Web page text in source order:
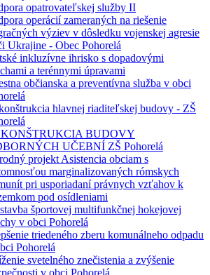
opatrovateľskej služby II
operácií zameraných na riešenie
výziev v dôsledku vojenskej agresie
Ukrajine - Obec Pohorelá
inkluzívne ihrisko s dopadovými
a terénnymi úpravami
občianska a preventívna služba v obci
hlavnej riaditeľskej budovy - ZŠ
BUDOVY
UČEBNÍ ZŠ Pohorelá
projekt Asistencia obciam s
marginalizovaných rómskych
pri usporiadaní právnych vzťahov k
pod osídleniami
športovej multifunkčnej hokejovej
v obci Pohorelá
triedeného zberu komunálneho odpadu
Pohorelá
svetelného znečistenia a zvýšenie
v obci Pohorelá